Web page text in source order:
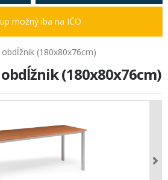
(180x80x76cm)
(180x80x76cm)
možný iba na IČO